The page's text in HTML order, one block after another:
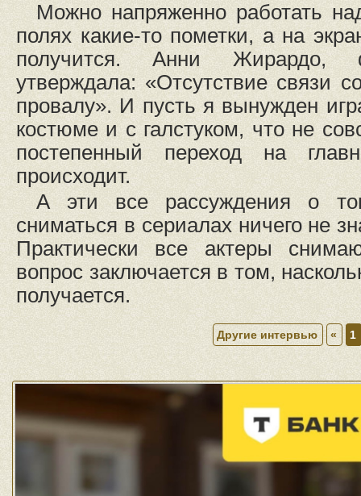
Можно напряженно работать
полях какие-то пометки, а на
получится. Анни Жирардо,
утверждала: «Отсутствие связи
провалу». И пусть я вынужден
костюме и с галстуком, что не
постепенный переход на
происходит.
А эти все рассуждения о
сниматься в сериалах ничего не
Практически все актеры
вопрос заключается в том,
получается.
Другие интервью « 1